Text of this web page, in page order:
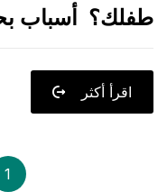
طفلك؟ أسباب
اقرأ أكثر
1